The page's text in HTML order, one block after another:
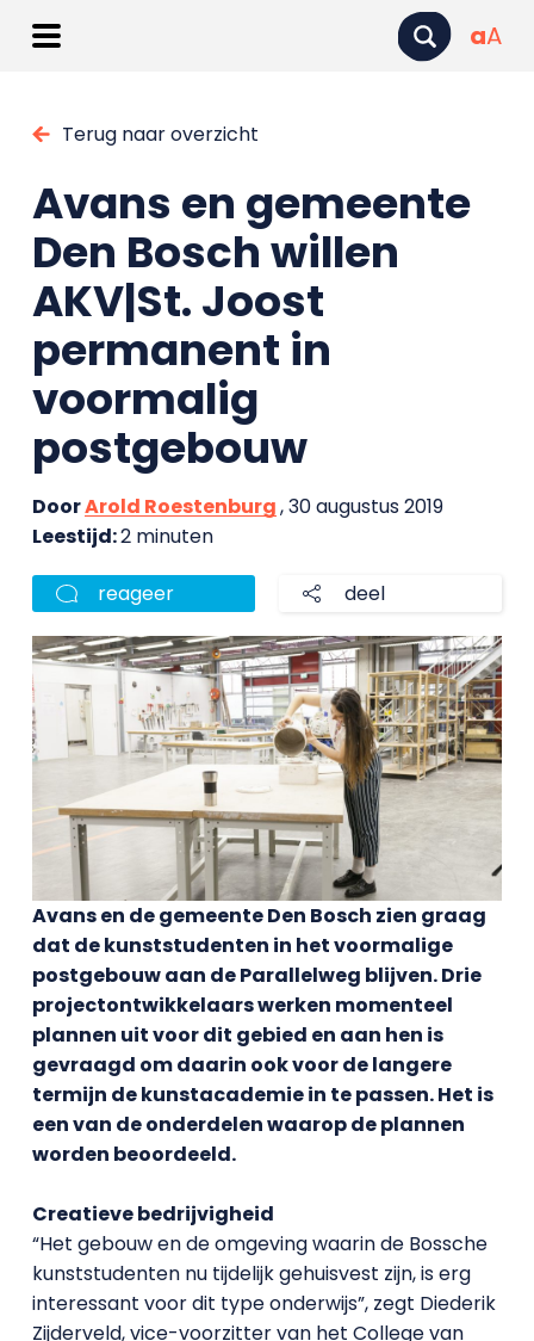
aA
Terug naar overzicht
Avans en gemeente
Den Bosch willen
AKV|St. Joost
permanent in
voormalig
postgebouw
DoorArold Roestenburg, 30 augustus 2019
Leestijd:2 minuten
reageer deel
Avans en de gemeente Den Bosch zien graag
dat de kunststudenten in het voormalige
postgebouw aan de Parallelweg blijven. Drie
projectontwikkelaars werken momenteel
plannen uit voor dit gebied en aan hen is
gevraagd om daarin ook voor de langere
termijn de kunstacademie in te passen. Het is
een van de onderdelen waarop de plannen
worden beoordeeld.
Creatieve bedrijvigheid
“Het gebouw en de omgeving waarin de Bossche
kunststudenten nu tijdelijk gehuisvest zijn, is erg
interessant voor dit type onderwijs”, zegt Diederik
Zijderveld, vice-voorzitter van het College van